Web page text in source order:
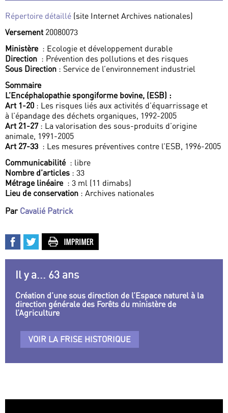
Répertoire détaillé (site Internet Archives nationales)
Versement 20080073
Ministère : Ecologie et développement durable
Direction : Prévention des pollutions et des risques
Sous Direction : Service de l’environnement industriel
Sommaire
L’Encéphalopathie spongiforme bovine, (ESB) :
Art 1-20 : Les risques liés aux activités d’équarrissage et
à l’épandage des déchets organiques, 1992-2005
Art 21-27: La valorisation des sous-produits d’origine
animale, 1991-2005
Art 27-33 : Les mesures préventives contre l’ESB, 1996-2005
Communicabilité : libre
Nombre d’articles : 33
Métrage linéaire : 3 ml (11 dimabs)
Lieu de conservation : Archives nationales
Par Cavalié Patrick
Il y a... 63 ans
Création d’une sous direction de l’Espace naturel à la
direction générale des Forêts du ministère de
l’Agriculture
VOIR LA FRISE HISTORIQUE